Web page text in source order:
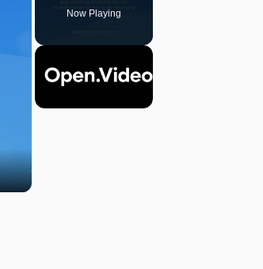
Now Playing